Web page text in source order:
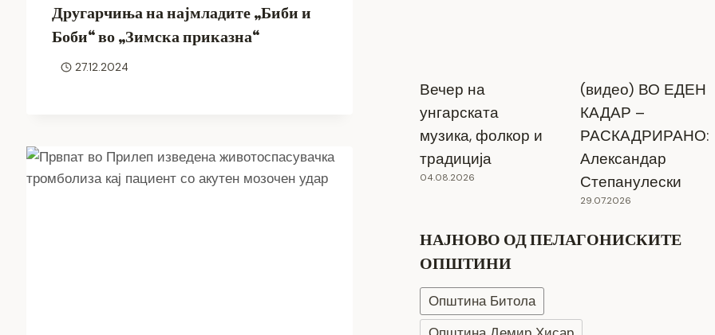
Другарчиња на најмладите „Биби и
Боби“ во „Зимска приказна“
27.12.2024
Вечер на
унгарската
музика, фолкор и
традиција
04.08.2026
(видео) ВО ЕДЕН
КАДАР –
РАСКАДРИРАНО:
Александар
Степанулески
29.07.2026
НАЈНОВО ОД ПЕЛАГОНИСКИТЕ
ОПШТИНИ
Општина Битола